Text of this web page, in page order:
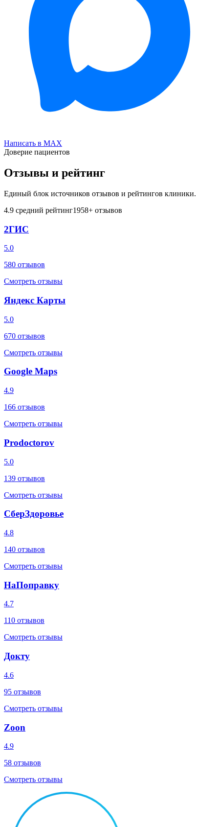
Написать в MAX
Доверие пациентов
Отзывы и рейтинг
Единый блок источников отзывов и рейтингов клиники.
4.9 средний рейтинг1958+ отзывов
2ГИС
5.0
580 отзывов
Смотреть отзывы
Яндекс Карты
5.0
670 отзывов
Смотреть отзывы
Google Maps
4.9
166 отзывов
Смотреть отзывы
Prodoctorov
5.0
139 отзывов
Смотреть отзывы
СберЗдоровье
4.8
140 отзывов
Смотреть отзывы
НаПоправку
4.7
110 отзывов
Смотреть отзывы
Докту
4.6
95 отзывов
Смотреть отзывы
Zoon
4.9
58 отзывов
Смотреть отзывы